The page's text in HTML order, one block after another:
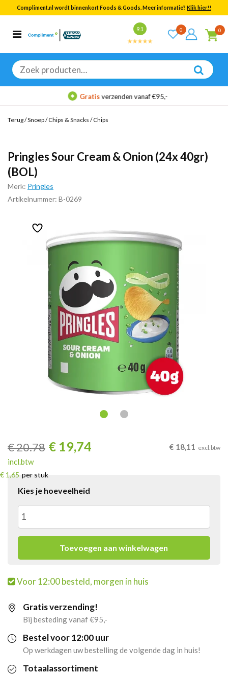
Compliment.nl wordt binnenkort Foods & Goods. Meer informatie? Klik hier!!
9.1 0 0
Zoeken
naar:
Categorieën
Bekijk alle resultaten
Gratisverzenden vanaf €95,-
Terug/Snoep/Chips & Snacks /Chips
Pringles Sour Cream & Onion (24x 40gr)
(BOL)
Merk: Pringles
Artikelnummer: B-0269
€20.78 € 19,74
incl.btw
€ 1,65 per stuk
€ 18,11 excl.btw
Kies je hoeveelheid
Pringles
Sour
&
Onion
(24x
40gr)
Toevoegen aan winkelwagen
Voor 12:00 besteld, morgen in huis
Gratis verzending!
Bij besteding vanaf €95,-
Bestel voor 12:00 uur
Op werkdagen uw bestelling de volgende dag in huis!
Totaalassortiment